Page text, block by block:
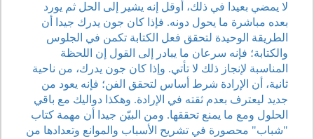
لا يمضي بعيدا في ذلك، أوقل إنه يشير إلى الحل ثم يورد
بعده مباشرة ما يحول دونه. فإذا كان جون يدرك جيدا أن
الطريقة الوحيدة لتحقق فعل الكتابة تكمن في الجلوس
والكتابة؛ فإنه سرعان ما يبادر إلى القول إن اللحظة
المناسبة لإنجاز ذلك لا تأتي. وإذا كان جون يدرك، من ناحية
ثانية، أن الإرادة شرط أساس لتحقق الفن؛ فإنه يعود من
جديد ليعترف بعدم ثقته في الإرادة. وهكذا دواليك مع باقي
الحلول ومع ما يمنع تحققها. ومن البيّن جيدا أن مهمة كتاب
"شباب" محصورة في تشريح الأسباب والموانع وتعدادها من